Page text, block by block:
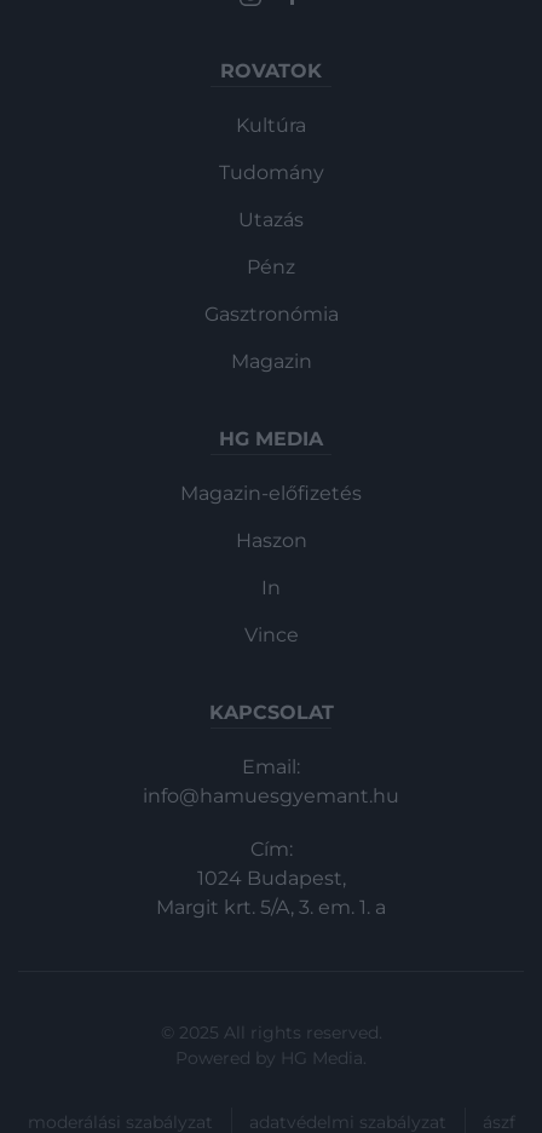
ROVATOK
Kultúra
Tudomány
Utazás
Pénz
Gasztronómia
Magazin
HG MEDIA
Magazin-előfizetés
Haszon
In
Vince
KAPCSOLAT
Email:
info@hamuesgyemant.hu
Cím:
1024 Budapest,
Margit krt. 5/A, 3. em. 1. a
© 2025 All rights reserved.
Powered by HG Media.
moderálási szabályzat adatvédelmi szabályzat ászf